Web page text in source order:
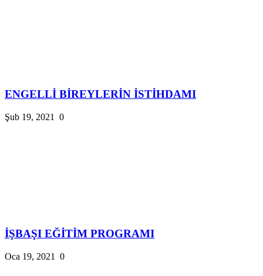
ENGELLİ BİREYLERİN İSTİHDAMI
Şub 19, 2021 0
İŞBAŞI EĞİTİM PROGRAMI
Oca 19, 2021 0